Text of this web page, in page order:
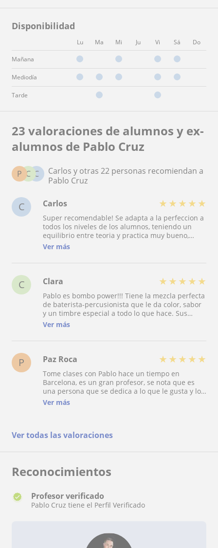
Disponibilidad
Lu Ma Mi Ju Vi Sá Do
Mañana
Mediodía
Tarde
23 valoraciones de alumnos y ex-
alumnos de Pablo Cruz
C
C
P
Carlos y otras 22 personas recomiendan a
Pablo Cruz
C Carlos ★ ★ ★ ★ ★
Super recomendable! Se adapta a la perfeccion a
todos los niveles de los alumnos, teniendo un
equilibrio entre teoria y practica muy bueno,
haciendo las clases muy amenas, teniendo en
Ademas es un apasionado del folcklore
Ver más
C Clara ★ ★ ★ ★ ★
Pablo es bombo power!!! Tiene la mezcla perfecta
de baterista-percusionista que le da color, sabor
y un timbre especial a todo lo que hace. Sus
clases son tremendas. Lo da todo y con mucho
Ver más
P Paz Roca ★ ★ ★ ★ ★
Tome clases con Pablo hace un tiempo en
Barcelona, es un gran profesor, se nota que es
una persona que se dedica a lo que le gusta y lo
hace de corazón, es muy dedicado y sentí que en
recomendable :)
Ver más
Ver todas las valoraciones
Reconocimientos
Profesor verificado
Pablo Cruz tiene el Perfil Verificado